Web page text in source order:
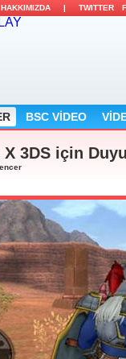
HAKKIMIZDA | TWITTER
BSC VİDEO
3DS için